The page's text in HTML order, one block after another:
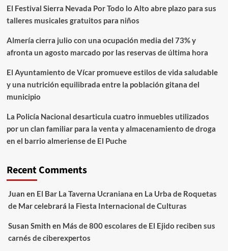
El Festival Sierra Nevada Por Todo lo Alto abre plazo para sus
talleres musicales gratuitos para niños
Almería cierra julio con una ocupación media del 73% y
afronta un agosto marcado por las reservas de última hora
El Ayuntamiento de Vícar promueve estilos de vida saludable
y una nutrición equilibrada entre la población gitana del
municipio
La Policía Nacional desarticula cuatro inmuebles utilizados
por un clan familiar para la venta y almacenamiento de droga
en el barrio almeriense de El Puche
Recent Comments
Juan en El Bar La Taverna Ucraniana en La Urba de Roquetas
de Mar celebrará la Fiesta Internacional de Culturas
Susan Smith en Más de 800 escolares de El Ejido reciben sus
carnés de ciberexpertos